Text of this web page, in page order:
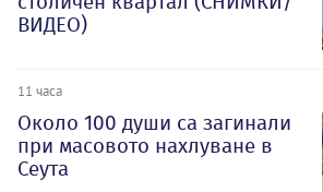
ВИДЕО)
11 часа
Около 100 души са загинали
при масовото нахлуване в
Сеута